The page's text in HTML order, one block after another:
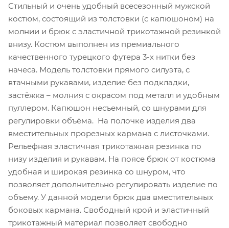
Стильный и очень удобный всесезонный мужской
костюм, состоящий из толстовки (с капюшоном) на
молнии и брюк с эластичной трикотажной резинкой
внизу. Костюм выполнен из премиального
качественного турецкого футера 3-х нитки без
начеса. Модель толстовки прямого силуэта, с
втачными рукавами, изделие без подкладки,
застёжка – молния с окрасом под металл и удобным
пуллером. Капюшон несъемный, со шнурами для
регулировки объёма. На полочке изделия два
вместительных прорезных кармана с листочками.
Рельефная эластичная трикотажная резинка по
низу изделия и рукавам. На поясе брюк от костюма
удобная и широкая резинка со шнуром, что
позволяет дополнительно регулировать изделие по
объему. У данной модели брюк два вместительных
боковых кармана. Свободный крой и эластичный
трикотажный материал позволяет свободно